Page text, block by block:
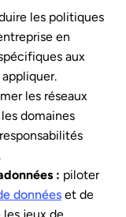
les politiques
en
aux
les réseaux
domaines
: piloter
données et de